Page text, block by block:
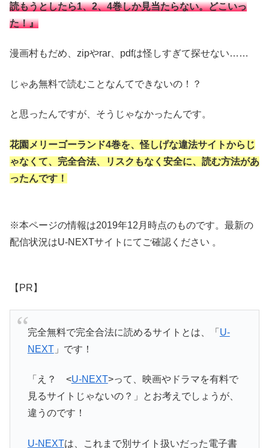
読もうとしたら1、2、4巻しか見当たらない。どこいっ
た！』
漫画村もだめ、zipやrar、pdfは怪しすぎて探せない……
じゃあ無料で読むことなんてできないの！？
と思ったんですが、そうじゃなかったんです。
花園メリーゴーランド4巻を、怪しげな違法サイトからじ
ゃなくて、完全合法、リスクもなく安全に、読む方法があ
ったんです！
※本ページの情報は2019年12月時点のものです。最新の
配信状況はU-NEXTサイトにてご確認ください 。
【PR】
完全無料で完全合法に読めるサイトとは、「 U-
NEXT」です！
「え？ <U-NEXT>って、映画やドラマを有料で
見るサイトじゃないの？」とお考えでしょうが、
違うのです！
U-NEXTは、これまで別サイト扱いだった電子書